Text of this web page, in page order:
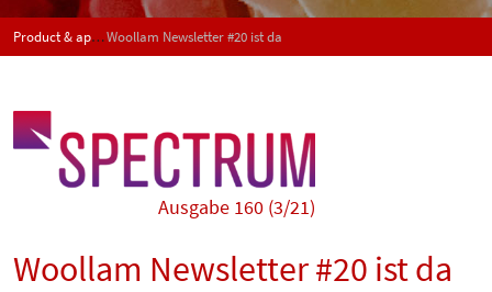
Product & application news - SPECTRUMWoollam Newsletter #20 ist da
Ausgabe 160 (3/21)
Woollam Newsletter #20 ist da